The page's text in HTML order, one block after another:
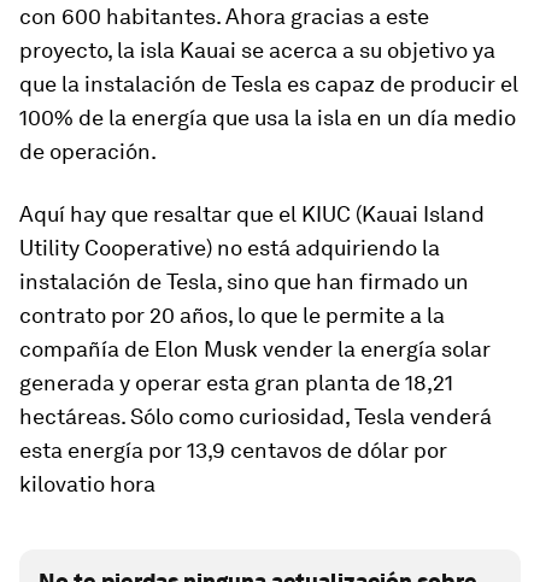
con 600 habitantes. Ahora gracias a este
proyecto, la isla Kauai se acerca a su objetivo ya
que la instalación de Tesla es capaz de producir el
100% de la energía que usa la isla en un día medio
de operación.
Aquí hay que resaltar que el KIUC (Kauai Island
Utility Cooperative) no está adquiriendo la
instalación de Tesla, sino que han firmado un
contrato por 20 años, lo que le permite a la
compañía de Elon Musk vender la energía solar
generada y operar esta gran planta de 18,21
hectáreas. Sólo como curiosidad, Tesla venderá
esta energía por 13,9 centavos de dólar por
kilovatio hora